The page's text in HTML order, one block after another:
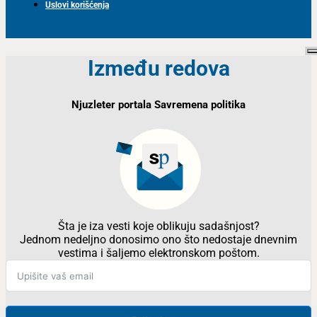
Uslovi korišćenja
Između redova
Njuzleter portala Savremena politika
Šta je iza vesti koje oblikuju sadašnjost?
Jednom nedeljno donosimo ono što nedostaje dnevnim
vestima i šaljemo elektronskom poštom.